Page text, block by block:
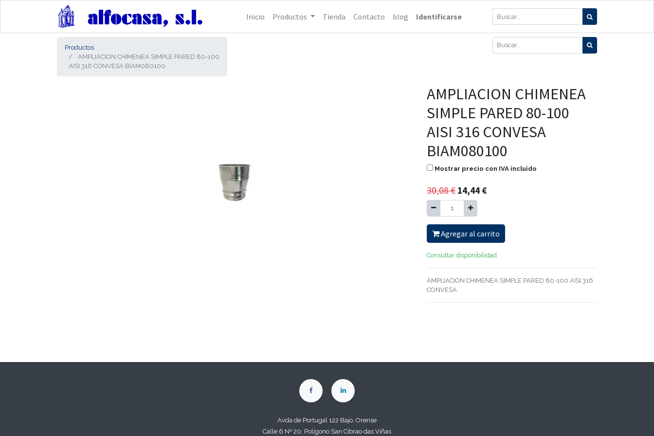
Inicio Productos Tienda Contacto blog Identificarse
Productos
AMPLIACION CHIMENEA SIMPLE PARED 80-100
AISI 316 CONVESA BIAM080100
AMPLIACION CHIMENEA
SIMPLE PARED 80-100
AISI 316 CONVESA
BIAM080100
Mostrar precio con IVA incluido
30,08€ 14,44 €
Agregar al carrito
Consultar disponibilidad
AMPLIACION CHIMENEA SIMPLE PARED 80-100 AISI 316
CONVESA
Avda de Portugal 122 Bajo, Orense
Calle 6 Nº 20, Polígono San Cibrao das Viñas